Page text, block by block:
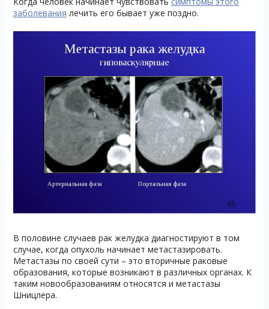
заболевания лечить его бывает уже поздно.
В половине случаев рак желудка диагностируют в том
случае, когда опухоль начинает метастазировать.
Метастазы по своей сути – это вторичные раковые
образования, которые возникают в различных органах. К
таким новообразованиям относятся и метастазы
Шницлера.